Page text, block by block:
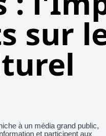
sur
à un média grand public,
et participent aux